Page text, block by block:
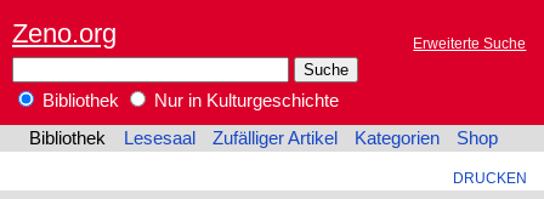
Zeno.org Erweiterte Suche
Bibliothek
Nur in Kulturgeschichte
Bibliothek
Lesesaal Zufälliger Artikel Kategorien Shop
DRUCKEN